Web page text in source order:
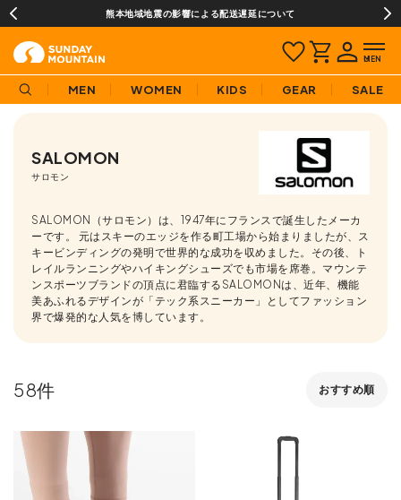
¥3,980(税込)以上のご購入で送料無料!
MEN WOMEN KIDS GEAR SALE
SALOMON
サロモン
SALOMON（サロモン）は、1947年にフランスで誕生したメーカ
ーです。 元はスキーのエッジを作る町工場から始まりましたが、ス
キービンディングの発明で世界的な成功を収めました。その後、ト
レイルランニングやハイキングシューズでも市場を席巻。マウンテ
ンスポーツブランドの頂点に君臨するSALOMONは、近年、機能
美あふれるデザインが「テック系スニーカー」としてファッション
界で爆発的な人気を博しています。
おすすめ順
58